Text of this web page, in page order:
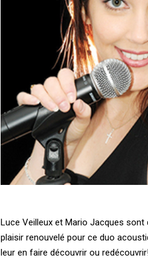
Luce Veilleux et Mario Jacques sont
plaisir renouvelé pour ce duo
leur en faire découvrir ou